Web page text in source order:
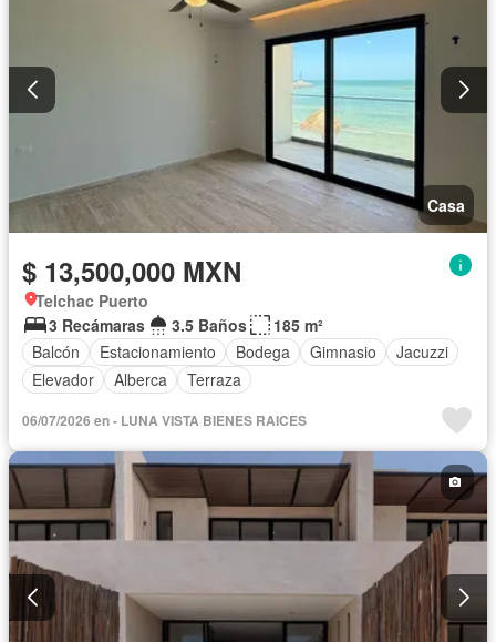
Casa
$ 13,500,000 MXN
Telchac Puerto
3 Recámaras
3.5 Baños
185 m²
Balcón
Estacionamiento Bodega Gimnasio
Jacuzzi
Elevador
Alberca Terraza
06/07/2026 en - LUNA VISTA BIENES RAICES